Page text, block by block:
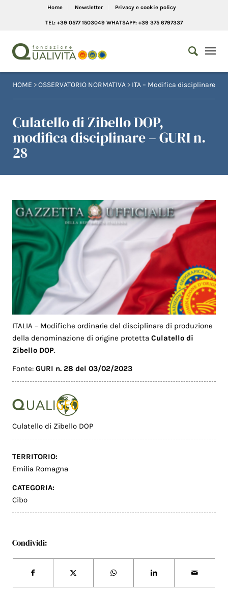
Home Newsletter Privacy e cookie policy
TEL: +39 0577 1503049 WHATSAPP: +39 375 6797337
HOME >OSSERVATORIO NORMATIVA > ITA – Modifica disciplinare
Culatello di Zibello DOP,
modifica disciplinare – GURI n.
28
ITALIA – Modifiche ordinarie del disciplinare di produzione
della denominazione di origine protettaCulatello di
Zibello DOP.
Fonte:GURI n. 28 del 03/02/2023
Culatello di Zibello DOP
TERRITORIO:
Emilia Romagna
CATEGORIA:
Cibo
Condividi: